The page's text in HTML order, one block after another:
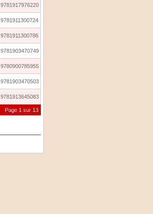
9781917976220
9781911300724
9781911300786
9781903470749
9780900785955
9781903470503
9781913645083
Page 1 sur 13